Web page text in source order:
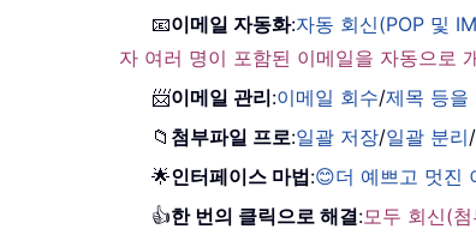
📧이메일 자동화:자동 회신(POP 및
자 여러 명이 포함된 이메일을 자동으로
📨이메일 관리:이메일 회수/제목 등을
📁 첨부파일 프로:일괄 저장/일괄 분리/
🌟인터페이스 마법:😊더 예쁘고 멋진
👍한 번의 클릭으로 해결:모두 회신(